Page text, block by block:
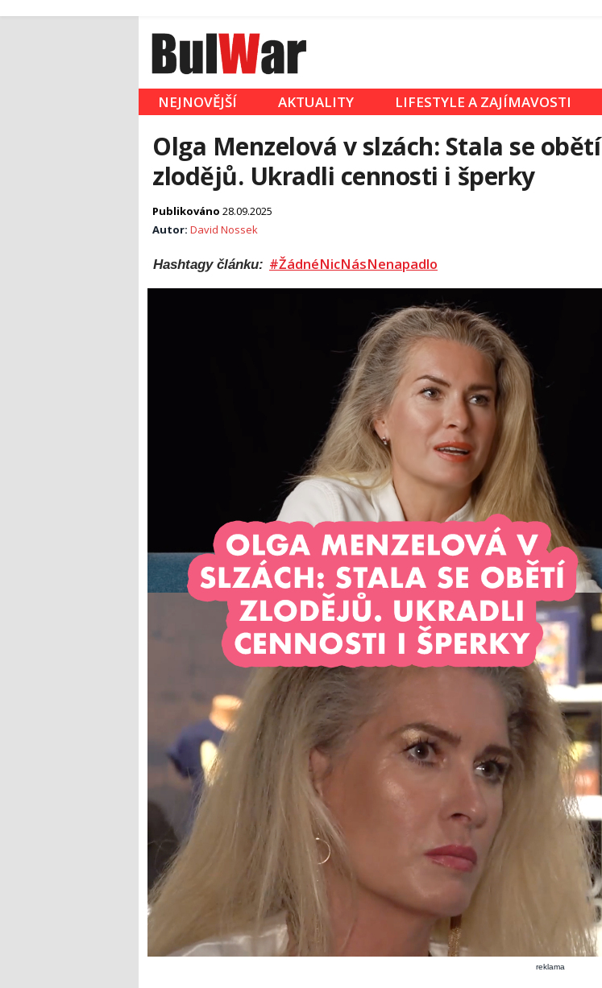
NEJNOVĚJŠÍ AKTUALITY LIFESTYLE A ZAJÍMAVOSTI
Olga Menzelová v slzách: Stala se obětí
zlodějů. Ukradli cennosti i šperky
Publikováno 28.09.2025
Autor: David Nossek
Hashtagy článku: #ŽádnéNicNásNenapadlo
reklama